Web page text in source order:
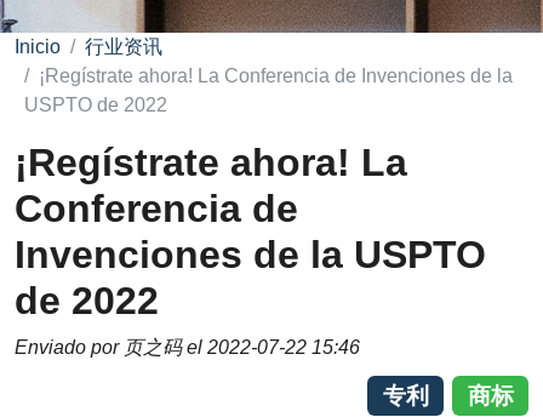
Inicio
行业资讯
¡Regístrate ahora! La Conferencia de Invenciones de la
USPTO de 2022
¡Regístrate ahora! La
Conferencia de
Invenciones de la USPTO
de 2022
Enviado por 页之码el 2022-07-22 15:46
专利 商标